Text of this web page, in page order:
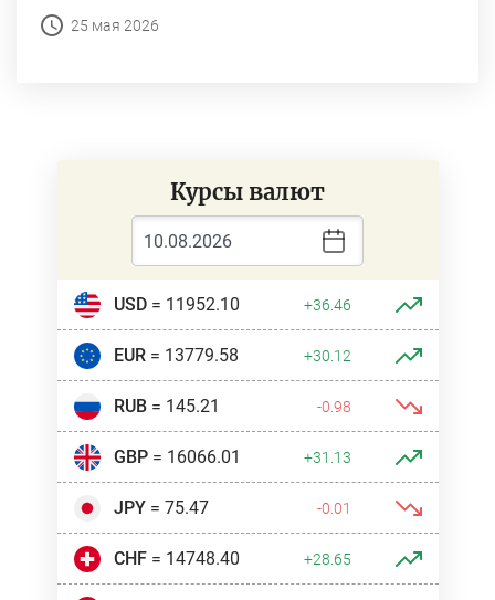
25 мая 2026
Курсы валют
USD= 11952.10 +36.46
EUR= 13779.58 +30.12
RUB= 145.21 -0.98
GBP= 16066.01 +31.13
JPY= 75.47 -0.01
CHF= 14748.40 +28.65